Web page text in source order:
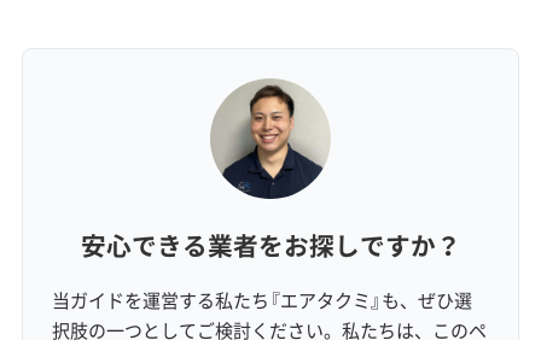
料金について確認しておくことが大切です。商
業施設が近いと、土日祝日は駐車場探しに時間
がかかる場合もあります。
郊外・住宅地・山間エリア
団地が多いエリアや山間部では、コインパーキ
安心できる業者をお探しですか？
当ガイドを運営する私たち『エアタクミ』も、ぜひ選
択肢の一つとしてご検討ください。私たちは、このペ